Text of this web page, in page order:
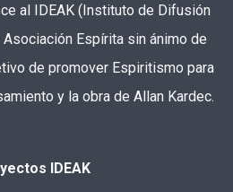
al IDEAK (Instituto de Difusión
Espírita sin ánimo de
de promover Espiritismo para
y la obra de Allan Kardec.
IDEAK